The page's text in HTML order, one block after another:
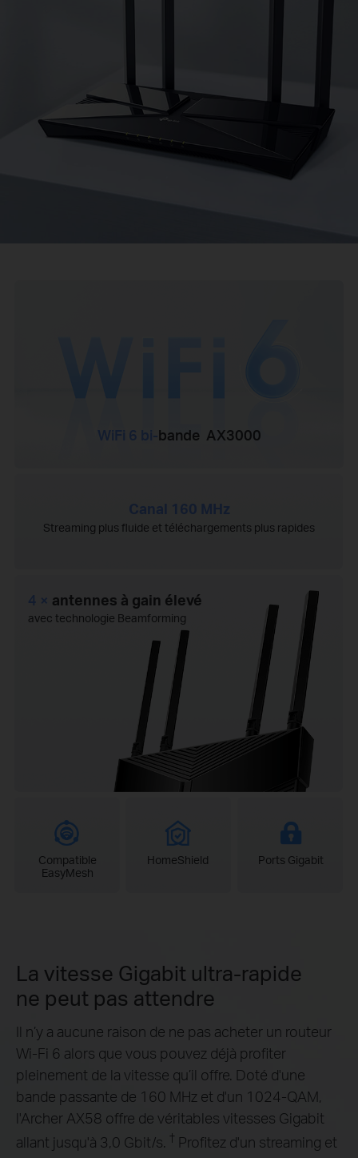
WiFi 6 bi-bande AX3000
Canal 160 MHz
Streaming plus fluide et téléchargements plus rapides
4 × antennes à gain élevé
avec technologie Beamforming
Compatible
EasyMesh
HomeShield Ports Gigabit
La vitesse Gigabit ultra-rapide
ne peut pas attendre
Il n’y a aucune raison de ne pas acheter un routeur
Wi-Fi 6 alors que vous pouvez déjà profiter
pleinement de la vitesse qu’il offre. Doté d'une
bande passante de 160 MHz et d'un 1024-QAM,
l'Archer AX58 offre de véritables vitesses Gigabit
allant jusqu'à 3,0 Gbit/s. † Profitez d'un streaming et